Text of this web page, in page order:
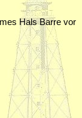
Hals Barre vor